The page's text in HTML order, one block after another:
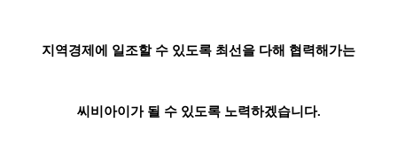
지역경제에 일조할 수 있도록 최선을 다해 협력해가는
씨비아이가 될 수 있도록 노력하겠습니다.